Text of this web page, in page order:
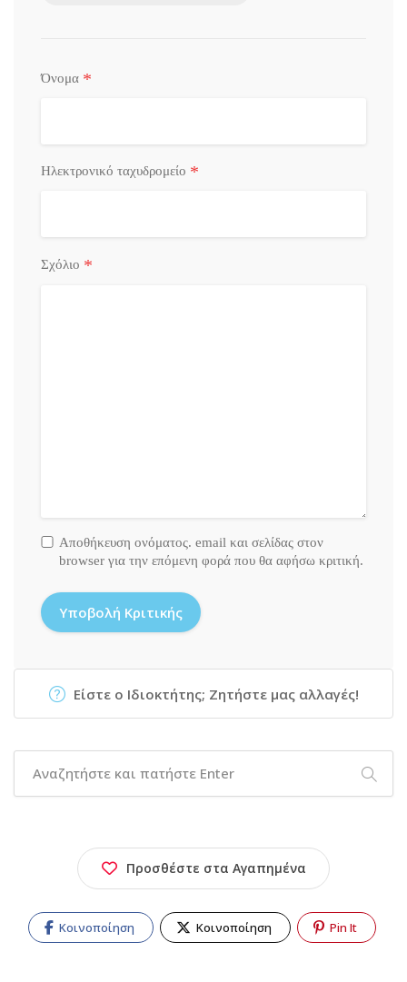
Όνομα *
Ηλεκτρονικό ταχυδρομείο *
Σχόλιο *
Αποθήκευση ονόματος. email και σελίδας στον
browser για την επόμενη φορά που θα αφήσω κριτική.
Είστε ο Ιδιοκτήτης; Ζητήστε μας αλλαγές!
Προσθέστε στα Αγαπημένα
Κοινοποίηση Κοινοποίηση Pin It